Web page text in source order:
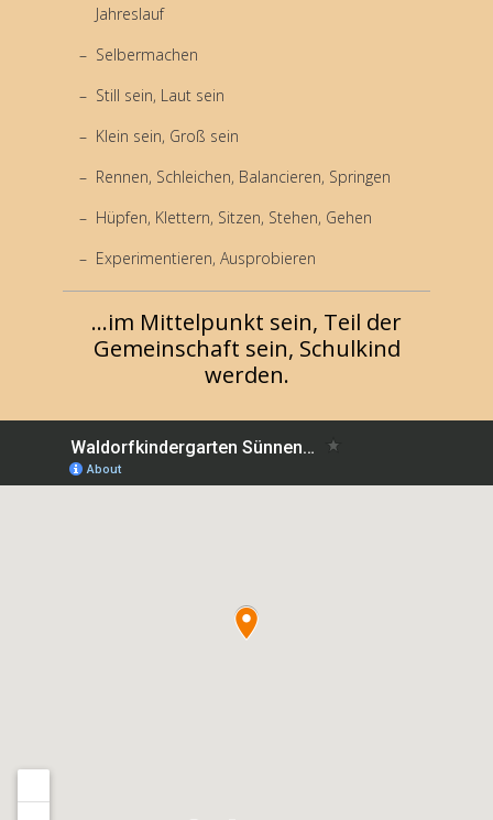
Jahreslauf
Selbermachen
Still sein, Laut sein
Klein sein, Groß sein
Rennen, Schleichen, Balancieren, Springen
Hüpfen, Klettern, Sitzen, Stehen, Gehen
Experimentieren, Ausprobieren
...im Mittelpunkt sein, Teil der
Gemeinschaft sein, Schulkind
werden.